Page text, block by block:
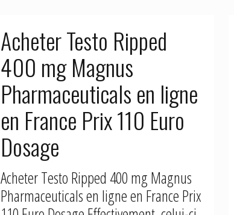
Acheter Testo Ripped
400 mg Magnus
Pharmaceuticals en ligne
en France Prix 110 Euro
Dosage
Acheter Testo Ripped 400 mg Magnus
Pharmaceuticals en ligne en France Prix